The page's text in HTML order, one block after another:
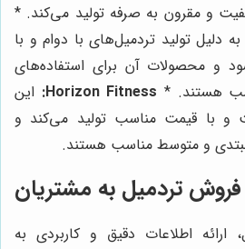
و مقرون به صرفه تولید می‌کند. *
به دلیل تولید تردمیل‌های با دوام و با
و محصولات آن برای استفاده‌های
هستند. * Horizon Fitness: این
و با قیمت مناسب تولید می‌کند و
و متوسط مناسب هستند.
تردمیل به مشتریان
ارائه اطلاعات دقیق و کاربردی به